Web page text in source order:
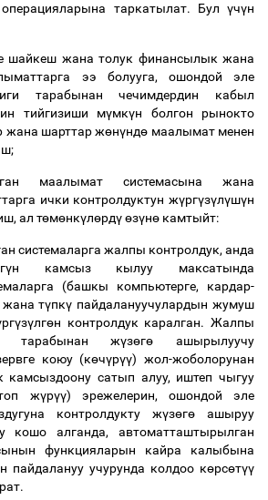
таркатылат. Бул үчүн
шайкеш жана толук финансылык жана
ээ болууга, ошондой эле
тарабынан чечимдердин кабыл
тийгизиши мүмкүн болгон рынокто
жана шарттар жөнүндө маалымат менен
маалымат системасына жана
ички контролдуктун жүргүзүлүшүн
ал төмөнкүлөрдүөзүнө камтыйт:
системаларга жалпы контролдук, анда
гүн камсыз кылуу максатында
(башкы компьютерге, кардар-
жана түпкү пайдалануучулардын жумуш
ргүзүлгөн контролдук каралган. Жалпы
тарабынан жүзөгө ашырылуучу
коюу (көчүрүү) жол-жоболорунан
сатып алуу, иштеп чыгуу
жүрүү) эрежелерин, ошондой эле
контролдукту жүзөгө ашыруу
кошо алганда, автоматташтырылган
функцияларын кайра калыбына
пайдалануу учурунда колдоо көрсөтүү